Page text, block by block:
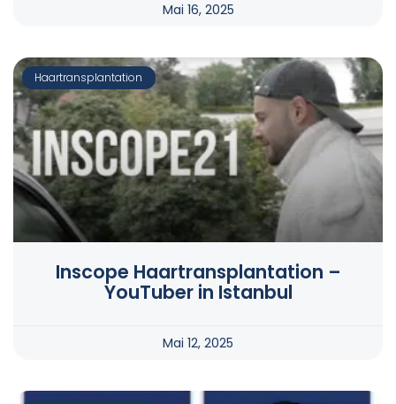
Mai 16, 2025
Haartransplantation
Inscope Haartransplantation –
YouTuber in Istanbul
Mai 12, 2025